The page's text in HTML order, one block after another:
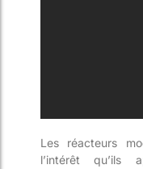
Les réacteurs
l’intérêt qu’ils